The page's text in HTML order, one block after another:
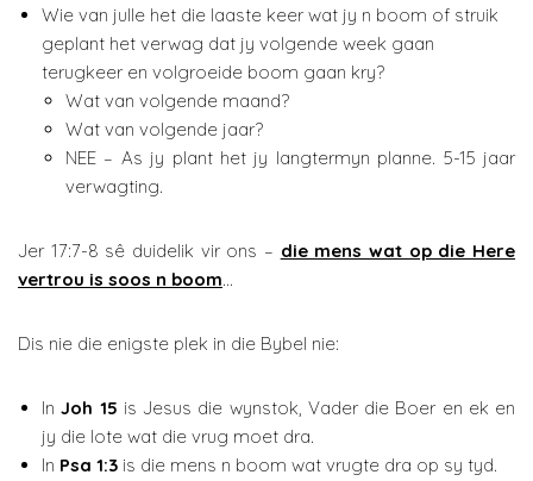
Wie van julle het die laaste keer wat jy n boom of struik
geplant het verwag dat jy volgende week gaan
terugkeer en volgroeide boom gaan kry?
Wat van volgende maand?
Wat van volgende jaar?
NEE – As jy plant het jy langtermyn planne. 5-15 jaar
verwagting.
Jer 17:7-8 sê duidelik vir ons – die mens wat op die Here
vertrou is soos n boom…
Dis nie die enigste plek in die Bybel nie:
InJoh 15 is Jesus die wynstok, Vader die Boer en ek en
jy die lote wat die vrug moet dra.
In Psa 1:3 is die mens n boom wat vrugte dra op sy tyd.